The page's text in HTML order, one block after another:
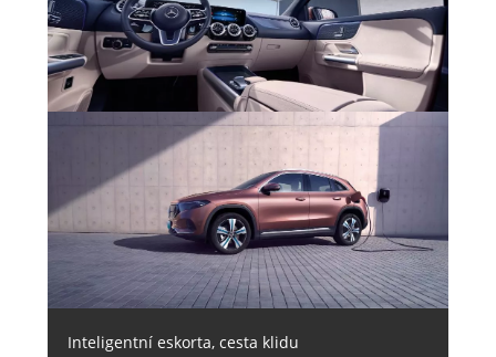
Inteligentní eskorta, cesta klidu